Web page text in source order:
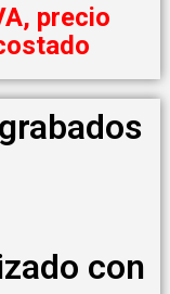
precio
con